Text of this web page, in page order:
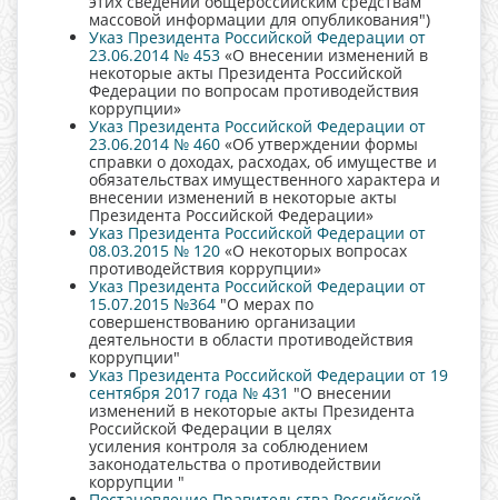
массовой информации для опубликования")
Указ Президента Российской Федерации от
23.06.2014 № 453 «О внесении изменений в
некоторые акты Президента Российской
Федерации по вопросам противодействия
коррупции»
Указ Президента Российской Федерации от
23.06.2014 № 460 «Об утверждении формы
справки о доходах, расходах, об имуществе и
обязательствах имущественного характера и
внесении изменений в некоторые акты
Президента Российской Федерации»
Указ Президента Российской Федерации от
08.03.2015 № 120 «О некоторых вопросах
противодействия коррупции»
Указ Президента Российской Федерации от
15.07.2015 №364 "О мерах по
совершенствованию организации
деятельности в области противодействия
коррупции"
Указ Президента Российской Федерации от 19
сентября 2017 года № 431 "О внесении
изменений в некоторые акты Президента
Российской Федерации в целях
усиления контроля за соблюдением
законодательства о противодействии
коррупции "